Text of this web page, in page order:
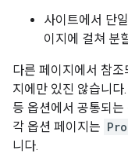
사이트에서 단
이지에 걸쳐 분
다른 페이지에서 참조
지에만 있진 않습니다.
등 옵션에서 공통되
각 옵션 페이지는
니다.